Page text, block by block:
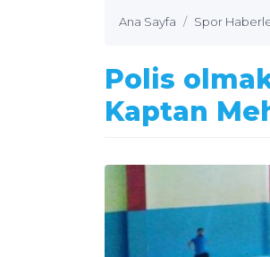
Ana Sayfa Spor
Polis
Kaptan